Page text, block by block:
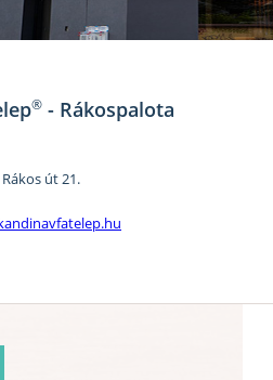
® - Rákospalota
út 21.